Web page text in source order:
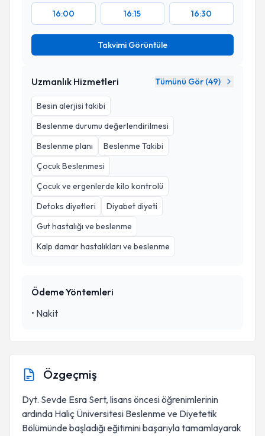
16:00 16:15 16:30
Takvimi Görüntüle
Uzmanlık Hizmetleri Tümünü Gör (49)
Besin alerjisi takibi
Beslenme durumu değerlendirilmesi
Beslenme planı
Beslenme Takibi
Çocuk Beslenmesi
Çocuk ve ergenlerde kilo kontrolü
Detoks diyetleri
Diyabet diyeti
Gut hastalığı ve beslenme
Kalp damar hastalıkları ve beslenme
Ödeme Yöntemleri
• Nakit
Özgeçmiş
Dyt. Sevde Esra Sert, lisans öncesi öğrenimlerinin
ardında Haliç Üniversitesi Beslenme ve Diyetetik
Bölümünde başladığı eğitimini başarıyla tamamlayarak